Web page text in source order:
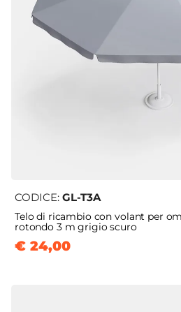
CODICE: GL-T3A
Telo di ricambio con volant per
rotondo 3 m grigio scuro
€ 24,00